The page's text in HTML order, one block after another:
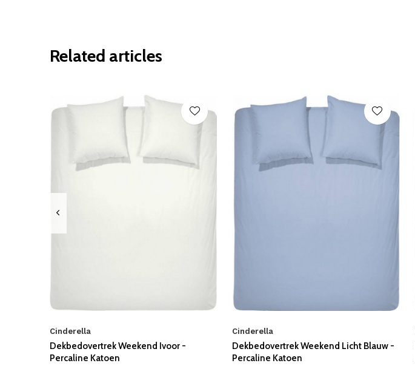
Related articles
Cinderella
Dekbedovertrek Weekend Ivoor -
Percaline Katoen
Cinderella
Dekbedovertrek Weekend Licht Blauw -
Percaline Katoen